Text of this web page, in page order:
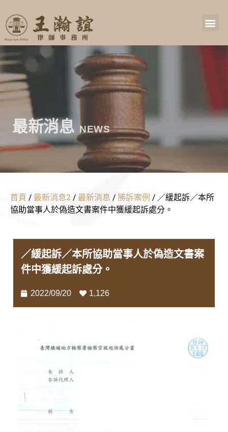
最新消息 NEWS
首頁 / 最新消息2 / 最新消息 / 勝訴案例 / ／緩起訴／本所
協助當事人於偽造文書案件中獲緩起訴處分。
／緩起訴／本所協助當事人於偽造文書案
件中獲緩起訴處分。
2022/09/20 1,126